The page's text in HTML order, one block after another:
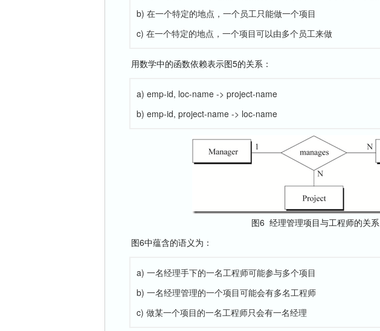
b) 在一个特定的地点，一个员工只能做一个项目
c) 在一个特定的地点，一个项目可以由多个员工来做
用数学中的函数依赖表示图5的关系：
a) emp-id, loc-name -> project-name
b) emp-id, project-name -> loc-name
图6 经理管理项目与工程师的关系
图6中蕴含的语义为：
a) 一名经理手下的一名工程师可能参与多个项目
b) 一名经理管理的一个项目可能会有多名工程师
c) 做某一个项目的一名工程师只会有一名经理